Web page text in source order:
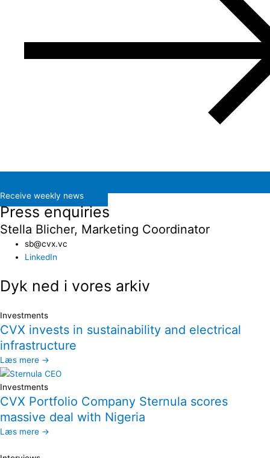
Receive weekly news
Press enquiries
Stella Blicher, Marketing Coordinator
sb@cvx.vc​
LinkedIn
Dyk ned i vores arkiv
Investments
CVX invests in sustainability and electrical
infrastructure
Læs mere →
Investments
CVX Portfolio Company Sternula scores
massive deal with Nigeria
Læs mere →